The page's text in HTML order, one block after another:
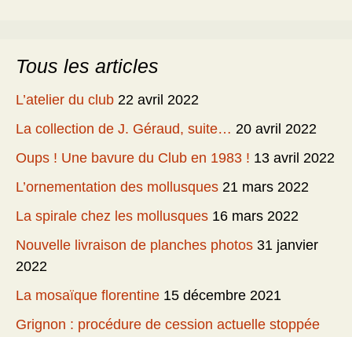
Tous les articles
L’atelier du club 22 avril 2022
La collection de J. Géraud, suite… 20 avril 2022
Oups ! Une bavure du Club en 1983 ! 13 avril 2022
L’ornementation des mollusques 21 mars 2022
La spirale chez les mollusques 16 mars 2022
Nouvelle livraison de planches photos 31 janvier
2022
La mosaïque florentine 15 décembre 2021
Grignon : procédure de cession actuelle stoppée